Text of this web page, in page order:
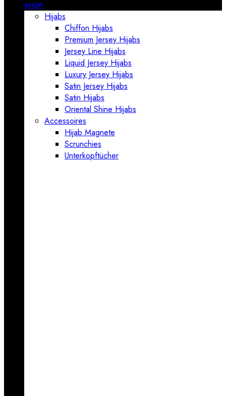
SHOP
Hijabs
Chiffon Hijabs
Premium Jersey Hijabs
Jersey Line Hijabs
Liquid Jersey Hijabs
Luxury Jersey Hijabs
Satin Jersey Hijabs
Satin Hijabs
Oriental Shine Hijabs
Accessoires
Hijab Magnete
Scrunchies
Unterkopftücher